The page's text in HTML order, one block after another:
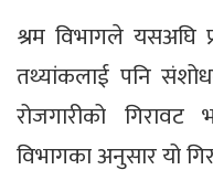
श्रम विभागले यसअघि
तथ्यांकलाई पनि
रोजगारीको
विभागका अनुसार यो